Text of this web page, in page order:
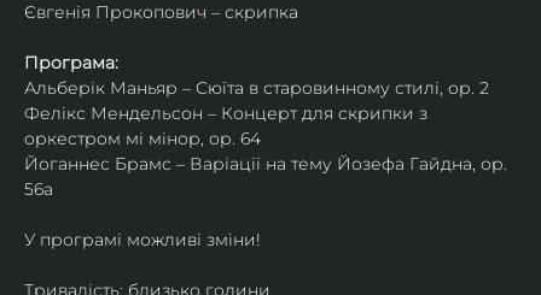
Євгенія Прокопович – скрипка
Програма:
Альберік Маньяр – Сюїта в старовинному стилі, ор. 2
Фелікс Мендельсон – Концерт для скрипки з
оркестром мі мінор, ор. 64
Йоганнес Брамс – Варіації на тему Йозефа Гайдна, ор.
56a
У програмі можливі зміни!
Тривалість: близько години